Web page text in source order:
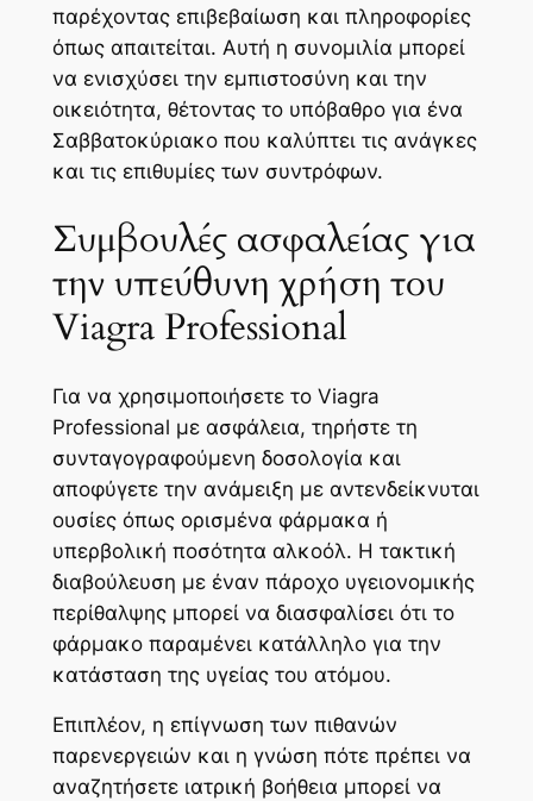
παρέχοντας επιβεβαίωση και πληροφορίες
όπως απαιτείται. Αυτή η συνομιλία μπορεί
να ενισχύσει την εμπιστοσύνη και την
οικειότητα, θέτοντας το υπόβαθρο για ένα
Σαββατοκύριακο που καλύπτει τις ανάγκες
και τις επιθυμίες των συντρόφων.
Συμβουλές ασφαλείας για
την υπεύθυνη χρήση του
Viagra Professional
Για να χρησιμοποιήσετε το Viagra
Professional με ασφάλεια, τηρήστε τη
συνταγογραφούμενη δοσολογία και
αποφύγετε την ανάμειξη με αντενδείκνυται
ουσίες όπως ορισμένα φάρμακα ή
υπερβολική ποσότητα αλκοόλ. Η τακτική
διαβούλευση με έναν πάροχο υγειονομικής
περίθαλψης μπορεί να διασφαλίσει ότι το
φάρμακο παραμένει κατάλληλο για την
κατάσταση της υγείας του ατόμου.
Επιπλέον, η επίγνωση των πιθανών
παρενεργειών και η γνώση πότε πρέπει να
αναζητήσετε ιατρική βοήθεια μπορεί να